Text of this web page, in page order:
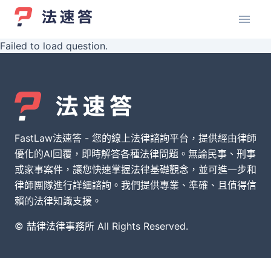
Failed to load question.
FastLaw法速答 - 您的線上法律諮詢平台，提供經由律師
優化的AI回覆，即時解答各種法律問題。無論民事、刑事
或家事案件，讓您快速掌握法律基礎觀念，並可進一步和
律師團隊進行詳細諮詢。我們提供專業、準確、且值得信
賴的法律知識支援。
© 喆律法律事務所 All Rights Reserved.